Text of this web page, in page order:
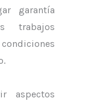
garantía
trabajos
aspectos